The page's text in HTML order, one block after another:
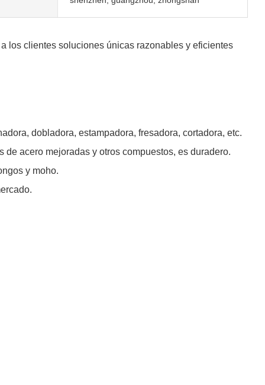
los clientes soluciones únicas razonables y eficientes
dobladora, estampadora, fresadora, cortadora, etc.
acero mejoradas y otros compuestos, es duradero.
y moho.